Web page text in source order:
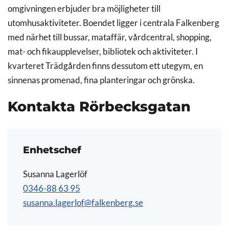
omgivningen erbjuder bra möjligheter till
utomhusaktiviteter. Boendet ligger i centrala Falkenberg
med närhet till bussar, mataffär, vårdcentral, shopping,
mat- och fikaupplevelser, bibliotek och aktiviteter. I
kvarteret Trädgården finns dessutom ett utegym, en
sinnenas promenad, fina planteringar och grönska.
Kontakta Rörbecksgatan
Enhetschef
Susanna Lagerlöf
0346-88 63 95
susanna.lagerlof@falkenberg.se